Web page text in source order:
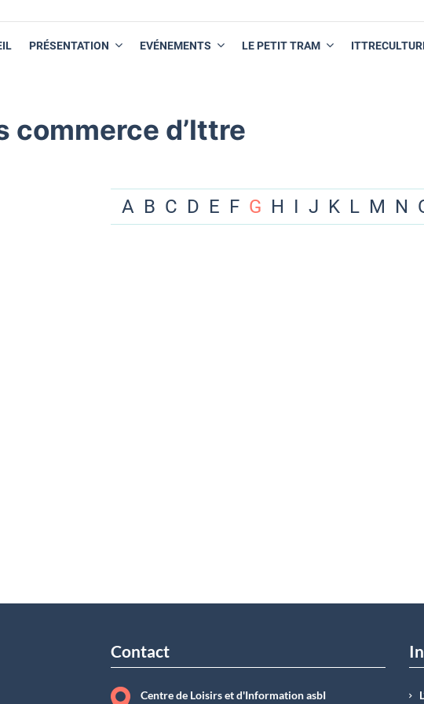
PRÉSENTATION EVÉNEMENTS LE PETIT TRAM
commerce d’Ittre
A B C D E F G H I J K L M N
Contact
Centre de Loisirs et d'Information asbI